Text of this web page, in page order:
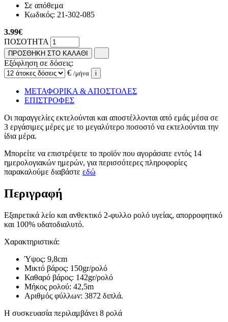
Σε απόθεμα
Κωδικός: 21-302-085
3.99€
ΠΟΣΟΤΗΤΑ
ΠΡΟΣΘΗΚΗ ΣΤΟ ΚΑΛΑΘΙ
Εξόφληση σε δόσεις:
€ /μήνα i
ΜΕΤΑΦΟΡΙΚΑ & ΑΠΟΣΤΟΛΕΣ
ΕΠΙΣΤΡΟΦΕΣ
Οι παραγγελίες εκτελούνται και αποστέλλονται από εμάς μέσα σε
3 εργάσιμες μέρες με το μεγαλύτερο ποσοστό να εκτελούνται την
ίδια μέρα.
Μπορείτε να επιστρέψετε το προϊόν που αγοράσατε εντός 14
ημερολογιακών ημερών, για περισσότερες πληροφορίες
παρακαλούμε διαβάστε εδώ
Περιγραφή
Εξαιρετικά λείο και ανθεκτικό 2-φυλλο ρολό υγείας, απορροφητικό
και 100% υδατοδιαλυτό.
Χαρακτηριστικά:
Ύψος: 9,8cm
Μικτό βάρος: 150gr/ρολό
Καθαρό βάρος: 142gr/ρολό
Μήκος ρολού: 42,5m
Αριθμός φύλλων: 3872 διπλά.
Η συσκευασία περιλαμβάνει 8 ρολά